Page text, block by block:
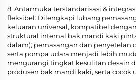
8. Antarmuka terstandarisasi &
fleksibel: Dilengkapi lubang
keluaran universal, kompatibel
struktural internal bak mandi kaki
dalam); pemasangan dan penyetelan
serta pompa udara menjadi lebih
mengurangi tingkat kesulitan desain
produsen bak mandi kaki, serta cocok